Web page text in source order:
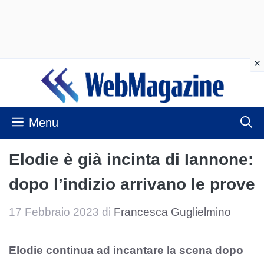
contenuto
Menu
Elodie è già incinta di Iannone:
dopo l’indizio arrivano le prove
17 Febbraio 2023 di Francesca Guglielmino
Elodie continua ad incantare la scena dopo